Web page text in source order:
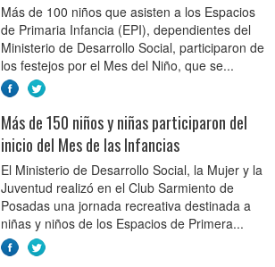
Más de 100 niños que asisten a los Espacios
de Primaria Infancia (EPI), dependientes del
Ministerio de Desarrollo Social, participaron de
los festejos por el Mes del Niño, que se...
Más de 150 niños y niñas participaron del
inicio del Mes de las Infancias
El Ministerio de Desarrollo Social, la Mujer y la
Juventud realizó en el Club Sarmiento de
Posadas una jornada recreativa destinada a
niñas y niños de los Espacios de Primera...